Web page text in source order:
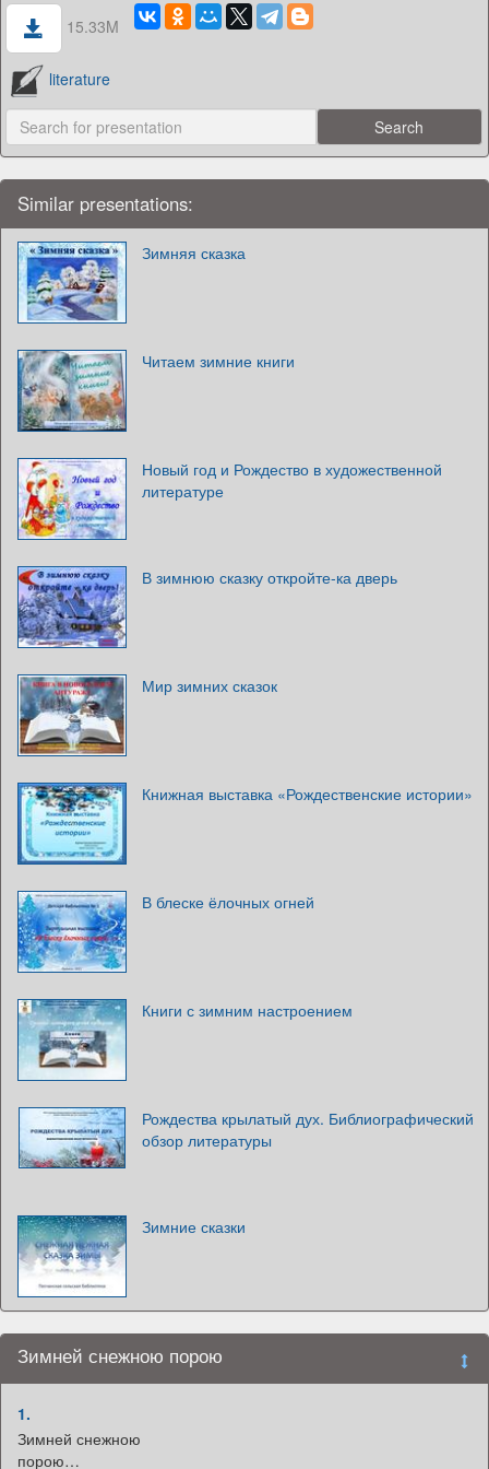
15.33M
literature
Similar presentations:
Зимняя сказка
Читаем зимние книги
Новый год и Рождество в художественной
литературе
В зимнюю сказку откройте-ка дверь
Мир зимних сказок
Книжная выставка «Рождественские истории»
В блеске ёлочных огней
Книги с зимним настроением
Рождества крылатый дух. Библиографический
обзор литературы
Зимние сказки
Зимней снежною порою
1.
Зимней снежною
порою…